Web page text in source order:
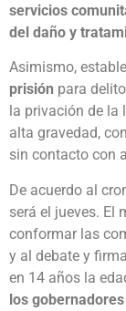
servicios
del daño y
Asimismo,
prisión para
la privación de la
alta gravedad,
sin contacto con
De acuerdo al
será el jueves. El
conformar las
y al debate y
en 14 años la
los